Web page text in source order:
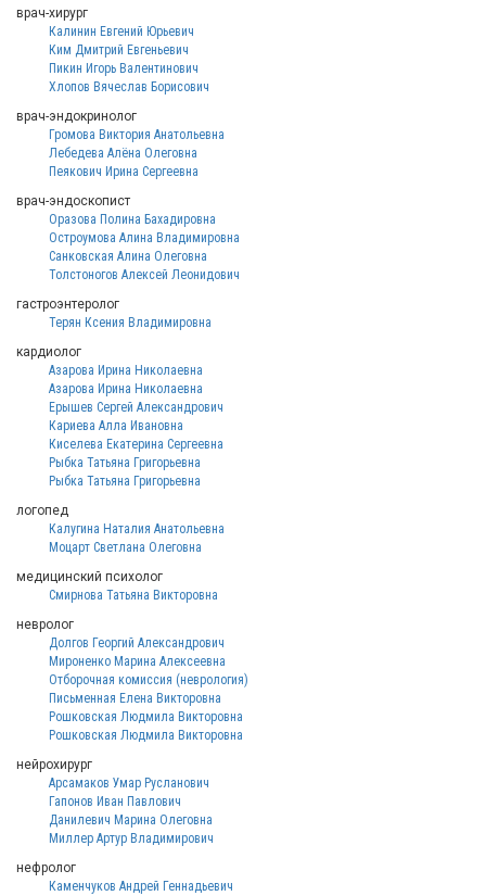
врач-хирург
Калинин Евгений Юрьевич
Ким Дмитрий Евгеньевич
Пикин Игорь Валентинович
Хлопов Вячеслав Борисович
врач-эндокринолог
Громова Виктория Анатольевна
Лебедева Алёна Олеговна
Пеякович Ирина Сергеевна
врач-эндоскопист
Оразова Полина Бахадировна
Остроумова Алина Владимировна
Санковская Алина Олеговна
Толстоногов Алексей Леонидович
гастроэнтеролог
Терян Ксения Владимировна
кардиолог
Азарова Ирина Николаевна
Азарова Ирина Николаевна
Ерышев Сергей Александрович
Кариева Алла Ивановна
Киселева Екатерина Сергеевна
Рыбка Татьяна Григорьевна
Рыбка Татьяна Григорьевна
логопед
Калугина Наталия Анатольевна
Моцарт Светлана Олеговна
медицинский психолог
Смирнова Татьяна Викторовна
невролог
Долгов Георгий Александрович
Мироненко Марина Алексеевна
Отборочная комиссия (неврология)
Письменная Елена Викторовна
Рошковская Людмила Викторовна
Рошковская Людмила Викторовна
нейрохирург
Арсамаков Умар Русланович
Гапонов Иван Павлович
Данилевич Марина Олеговна
Миллер Артур Владимирович
нефролог
Каменчуков Андрей Геннадьевич